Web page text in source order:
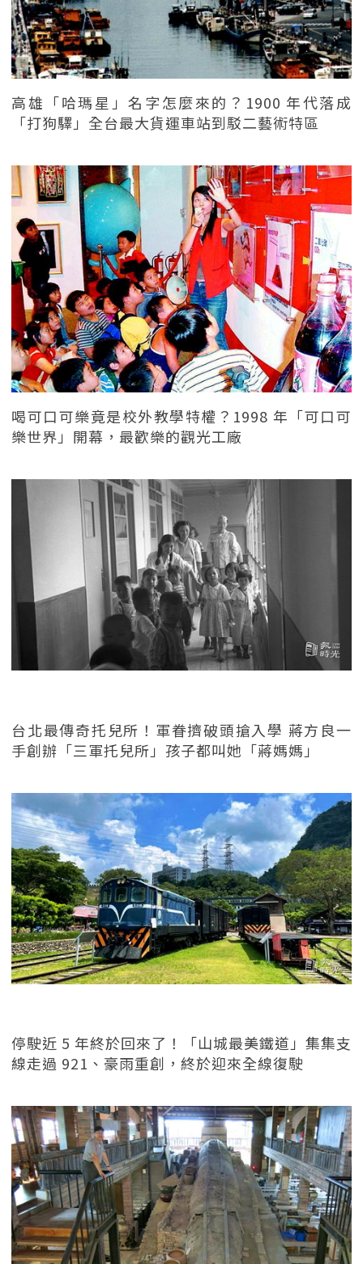
高雄「哈瑪星」名字怎麼來的？1900 年代落成
「打狗驛」全台最大貨運車站到駁二藝術特區
喝可口可樂竟是校外教學特權？1998 年「可口可
樂世界」開幕，最歡樂的觀光工廠
台北最傳奇托兒所！軍眷擠破頭搶入學 蔣方良一
手創辦「三軍托兒所」孩子都叫她「蔣媽媽」
停駛近 5 年終於回來了！「山城最美鐵道」集集支
線走過 921、豪雨重創，終於迎來全線復駛